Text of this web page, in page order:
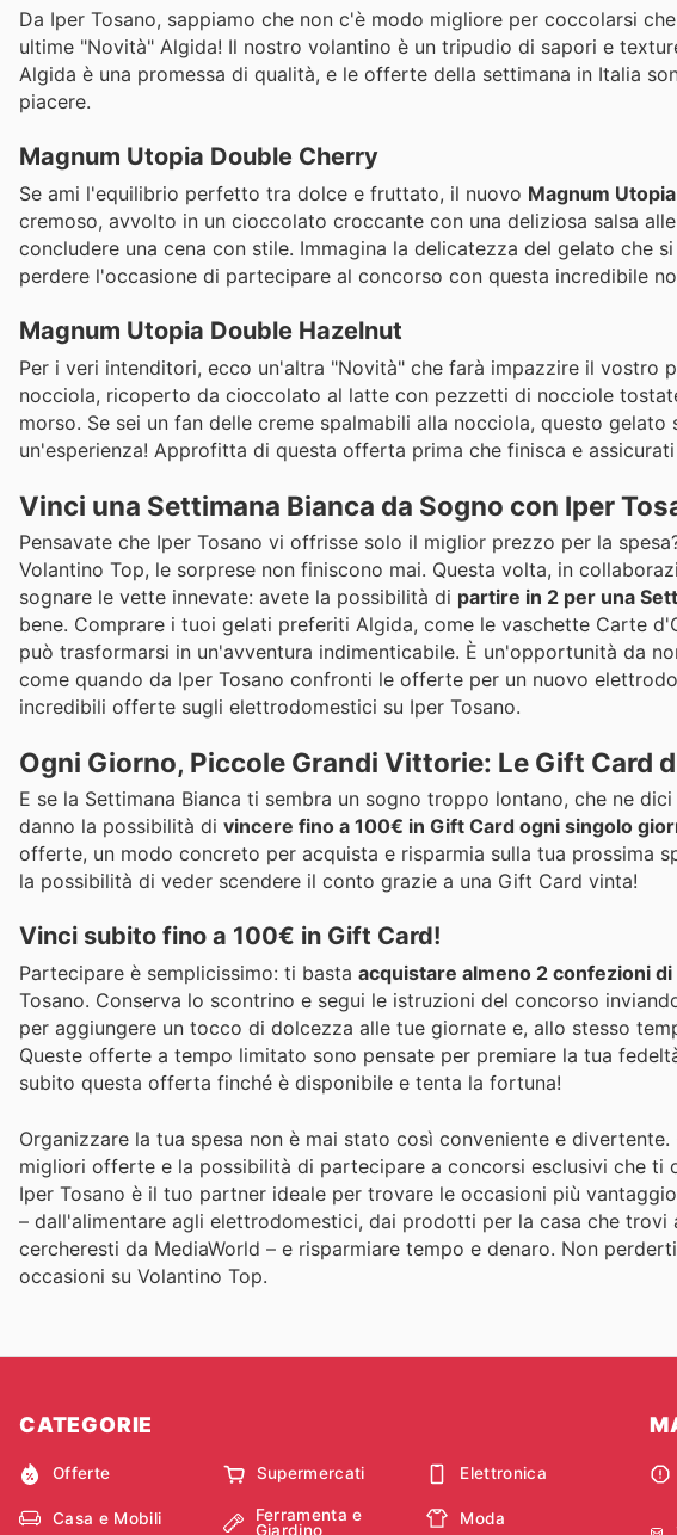
Da Iper Tosano, sappiamo che non c'è modo migliore per coccolarsi
ultime "Novità" Algida! Il nostro volantino è un tripudio di sapori e
Algida è una promessa di qualità, e le offerte della settimana in Italia
piacere.
Magnum Utopia Double Cherry
Se ami l'equilibrio perfetto tra dolce e fruttato, il nuovo Magnum
cremoso, avvolto in un cioccolato croccante con una deliziosa salsa
concludere una cena con stile. Immagina la delicatezza del gelato che
perdere l'occasione di partecipare al concorso con questa incredibile
Magnum Utopia Double Hazelnut
Per i veri intenditori, ecco un'altra "Novità" che farà impazzire il vostro
nocciola, ricoperto da cioccolato al latte con pezzetti di nocciole
morso. Se sei un fan delle creme spalmabili alla nocciola, questo
un'esperienza! Approfitta di questa offerta prima che finisca e
Vinci una Settimana Bianca da Sogno con Iper
Pensavate che Iper Tosano vi offrisse solo il miglior prezzo per la
Volantino Top, le sorprese non finiscono mai. Questa volta, in
sognare le vette innevate: avete la possibilità di partire in 2 per una
bene. Comprare i tuoi gelati preferiti Algida, come le vaschette Carte
può trasformarsi in un'avventura indimenticabile. È un'opportunità da
come quando da Iper Tosano confronti le offerte per un nuovo
incredibili offerte sugli elettrodomestici su Iper Tosano.
Ogni Giorno, Piccole Grandi Vittorie: Le Gift Card
E se la Settimana Bianca ti sembra un sogno troppo lontano, che ne
danno la possibilità di vincere fino a 100€ in Gift Card ogni singolo
offerte, un modo concreto per acquista e risparmia sulla tua prossima
la possibilità di veder scendere il conto grazie a una Gift Card vinta!
Vinci subito fino a 100€ in Gift Card!
Partecipare è semplicissimo: ti basta acquistare almeno 2 confezioni
Tosano. Conserva lo scontrino e segui le istruzioni del concorso
per aggiungere un tocco di dolcezza alle tue giornate e, allo stesso
Queste offerte a tempo limitato sono pensate per premiare la tua
subito questa offerta finché è disponibile e tenta la fortuna!
Organizzare la tua spesa non è mai stato così conveniente e
migliori offerte e la possibilità di partecipare a concorsi esclusivi che
Iper Tosano è il tuo partner ideale per trovare le occasioni più
– dall'alimentare agli elettrodomestici, dai prodotti per la casa che trovi
cercheresti da MediaWorld – e risparmiare tempo e denaro. Non
occasioni su Volantino Top.
CATEGORIE
Offerte Supermercati Elettronica
Casa e Mobili
Ferramenta e
Giardino
Moda